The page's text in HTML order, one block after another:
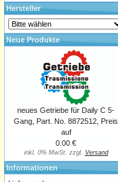
Hersteller
Neue Produkte
neues Getriebe für Daily C 5-
Gang, Part. No. 8872512, Preis
auf
0.00 €
inkl. 0% MwSt. zzgl. Versand
Informationen